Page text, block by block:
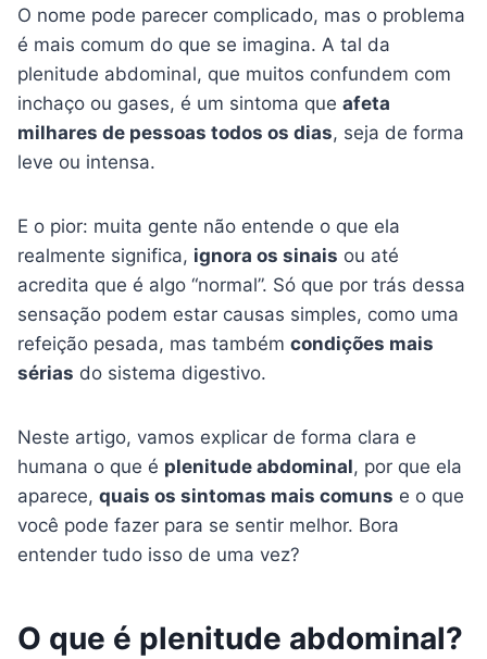
O nome pode parecer complicado, mas o problema
é mais comum do que se imagina. A tal da
plenitude abdominal, que muitos confundem com
inchaço ou gases, é um sintoma que afeta
milhares de pessoas todos os dias, seja de forma
leve ou intensa.
E o pior: muita gente não entende o que ela
realmente significa, ignora os sinais ou até
acredita que é algo “normal”. Só que por trás dessa
sensação podem estar causas simples, como uma
refeição pesada, mas também condições mais
sérias do sistema digestivo.
Neste artigo, vamos explicar de forma clara e
humana o que é plenitude abdominal, por que ela
aparece, quais os sintomas mais comuns e o que
você pode fazer para se sentir melhor. Bora
entender tudo isso de uma vez?
O que é plenitude abdominal?